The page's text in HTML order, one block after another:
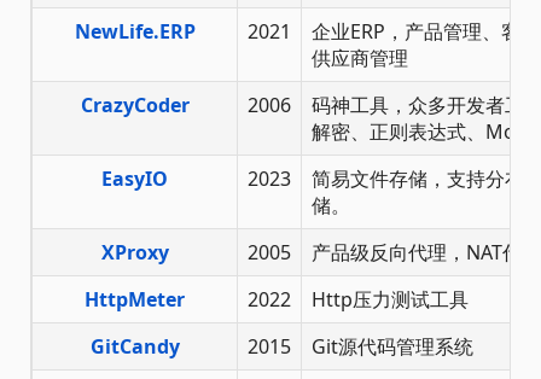
NewLife.ERP
2021
企业ERP，产品管理、客
供应商管理
CrazyCoder
2006
码神工具，众多开发者工
解密、正则表达式、
EasyIO
2023
简易文件存储，支持分布
储。
XProxy
2005
产品级反向代理，NAT代
HttpMeter
2022
Http压力测试工具
GitCandy
2015
Git源代码管理系统